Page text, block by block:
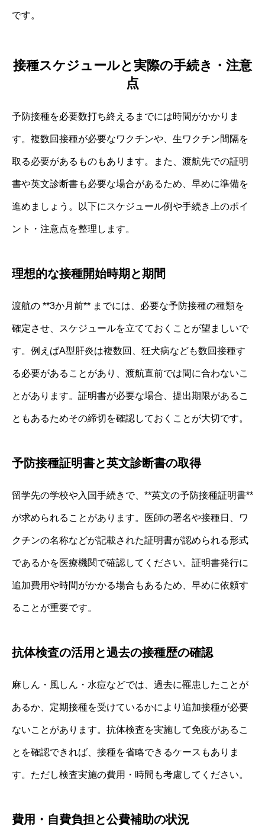
です。
接種スケジュールと実際の手続き・注意
点
予防接種を必要数打ち終えるまでには時間がかかりま
す。複数回接種が必要なワクチンや、生ワクチン間隔を
取る必要があるものもあります。また、渡航先での証明
書や英文診断書も必要な場合があるため、早めに準備を
進めましょう。以下にスケジュール例や手続き上のポイ
ント・注意点を整理します。
理想的な接種開始時期と期間
渡航の **3か月前** までには、必要な予防接種の種類を
確定させ、スケジュールを立てておくことが望ましいで
す。例えばA型肝炎は複数回、狂犬病なども数回接種す
る必要があることがあり、渡航直前では間に合わないこ
とがあります。証明書が必要な場合、提出期限があるこ
ともあるためその締切を確認しておくことが大切です。
予防接種証明書と英文診断書の取得
留学先の学校や入国手続きで、**英文の予防接種証明書**
が求められることがあります。医師の署名や接種日、ワ
クチンの名称などが記載された証明書が認められる形式
であるかを医療機関で確認してください。証明書発行に
追加費用や時間がかかる場合もあるため、早めに依頼す
ることが重要です。
抗体検査の活用と過去の接種歴の確認
麻しん・風しん・水痘などでは、過去に罹患したことが
あるか、定期接種を受けているかにより追加接種が必要
ないことがあります。抗体検査を実施して免疫があるこ
とを確認できれば、接種を省略できるケースもありま
す。ただし検査実施の費用・時間も考慮してください。
費用・自費負担と公費補助の状況